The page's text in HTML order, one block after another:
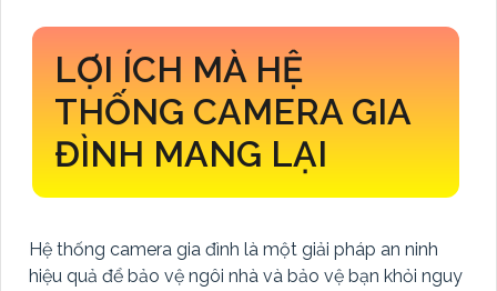
LỢI ÍCH MÀ HỆ
THỐNG CAMERA GIA
ĐÌNH MANG LẠI
Hệ thống camera gia đình là một giải pháp an ninh
hiệu quả để bảo vệ ngôi nhà và bảo vệ bạn khỏi nguy